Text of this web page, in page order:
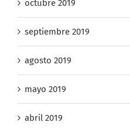
septiembre 2019
agosto 2019
mayo 2019
abril 2019
septiembre 2018